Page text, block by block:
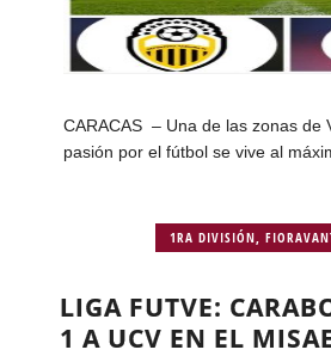
CARACAS – Una de las zonas de
pasión por el fútbol se vive al
1RA DIVISIÓN ,
LIGA FUTVE:
1 A UCV EN EL